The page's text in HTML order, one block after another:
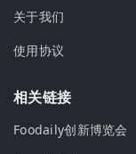
关于我们
使用协议
相关链接
Foodaily创新博览会